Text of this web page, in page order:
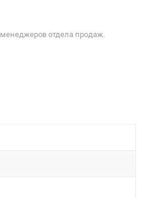
отдела продаж.